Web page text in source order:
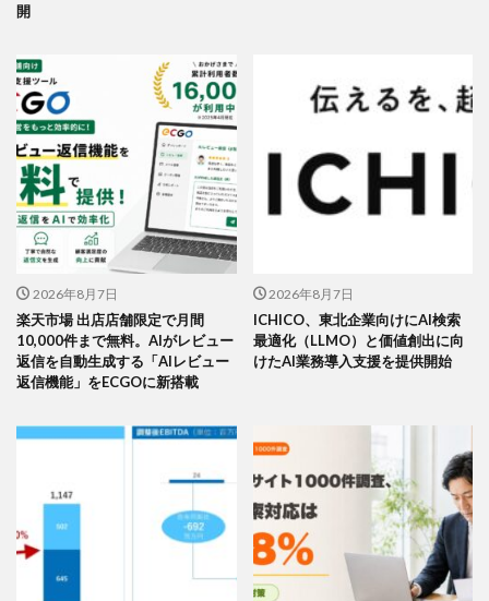
開
2026年8月7日
楽天市場 出店店舗限定で月間
10,000件まで無料。AIがレビュー
返信を自動生成する「AIレビュー
返信機能」をECGOに新搭載
2026年8月7日
ICHICO、東北企業向けにAI検索
最適化（LLMO）と価値創出に向
けたAI業務導入支援を提供開始